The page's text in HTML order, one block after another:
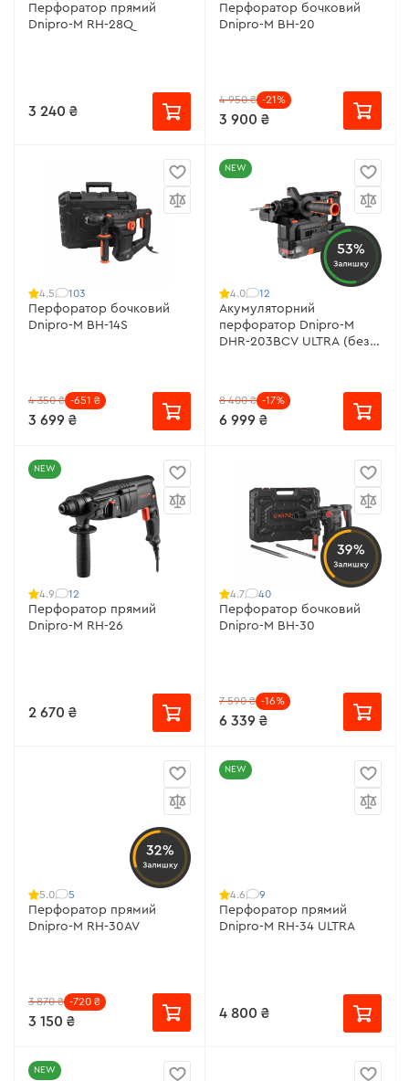
Перфоратор прямий
Dnipro-M RH-28Q
3 240 ₴
Перфоратор бочковий
Dnipro-M BH-20
4 950 ₴ -21%
3 900 ₴
4.5 103
Перфоратор бочковий
Dnipro-M BH-14S
4 350 ₴ -651 ₴
3 699 ₴
NEW
53%
Залишку
4.0 12
Акумуляторний
перфоратор Dnipro-M
DHR-203BCV ULTRA (без
8 400 ₴ -17%
6 999 ₴
NEW
4.9 12
Перфоратор прямий
Dnipro-M RH-26
2 670 ₴
39%
Залишку
4.7 40
Перфоратор бочковий
Dnipro-M BH-30
7 590 ₴ -16%
6 339 ₴
32%
Залишку
5.0 5
Перфоратор прямий
Dnipro-M RH-30AV
3 870 ₴ -720 ₴
3 150 ₴
NEW
4.6 9
Перфоратор прямий
Dnipro-M RH-34 ULTRA
4 800 ₴
NEW